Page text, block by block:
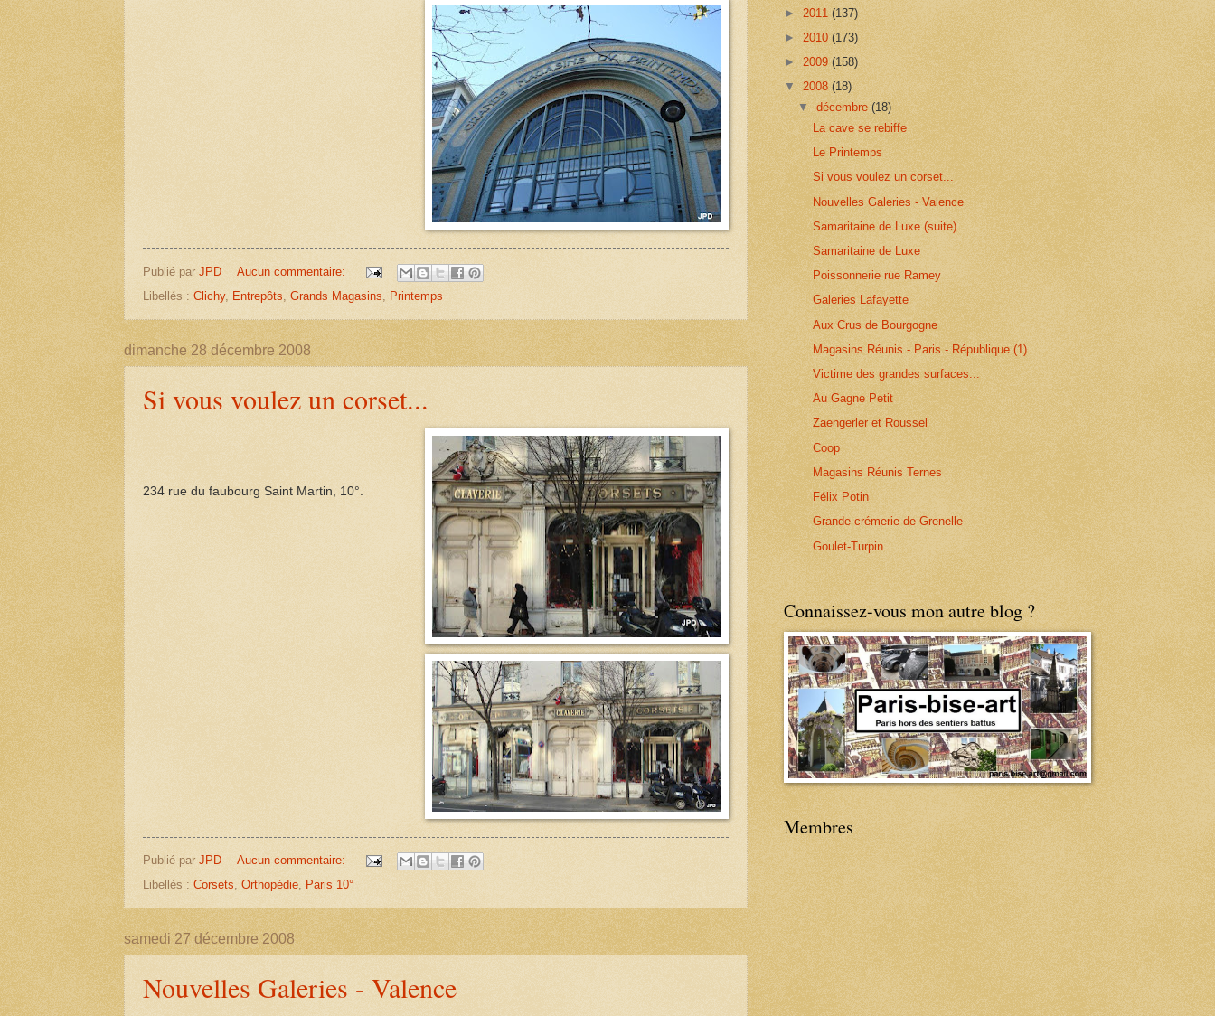
Publié par JPD
Aucun commentaire:
Libellés : Clichy, Entrepôts Grands Magasins Printemps
dimanche 28 décembre 2008
Si vous voulez un corset...
234 rue du faubourg Saint Martin, 10°.
Publié par JPD
Aucun commentaire:
Libellés : Corsets Orthopédie Paris 10°
samedi 27 décembre 2008
Nouvelles Galeries - Valence
►2011(137)
►2010(173)
►2009(158)
▼2008(18)
▼décembre(18)
La cave se rebiffe
Le Printemps
Si vous voulez un corset...
Nouvelles Galeries - Valence
Samaritaine de Luxe (suite)
Samaritaine de Luxe
Poissonnerie rue Ramey
Galeries Lafayette
Aux Crus de Bourgogne
Magasins Réunis - Paris - République (1)
Victime des grandes surfaces...
Au Gagne Petit
Zaengerler et Roussel
Coop
Magasins Réunis Ternes
Félix Potin
Grande crémerie de Grenelle
Goulet-Turpin
Connaissez-vous mon autre blog ?
Membres